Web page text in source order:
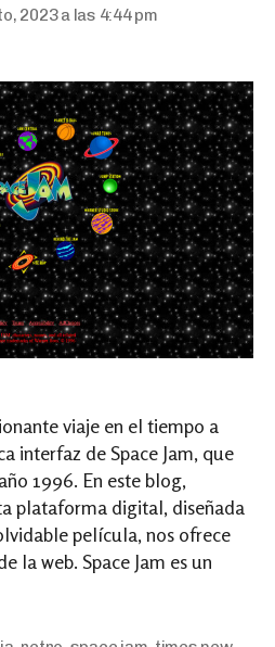
2023 a las 4:44 pm
viaje en el tiempo a
interfaz de Space Jam, que
1996. En este blog,
plataforma digital, diseñada
película, nos ofrece
la web. Space Jam es un